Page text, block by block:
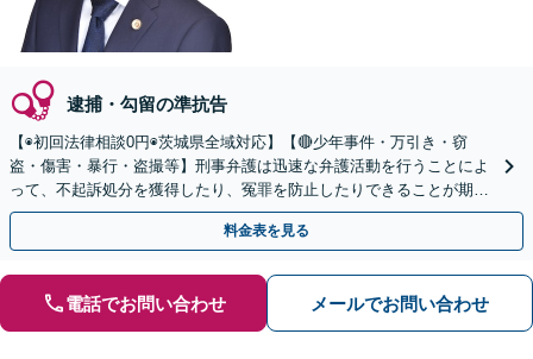
逮捕・勾留の準抗告
【◉初回法律相談0円◉茨城県全域対応】【🔴少年事件・万引き・窃
盗・傷害・暴行・盗撮等】刑事弁護は迅速な弁護活動を行うことによ
って、不起訴処分を獲得したり、冤罪を防止したりできることが期待
できます。可能な限り当日のご相談にも対応いたします。
料金表を見る
電話でお問い合わせ メールでお問い合わせ